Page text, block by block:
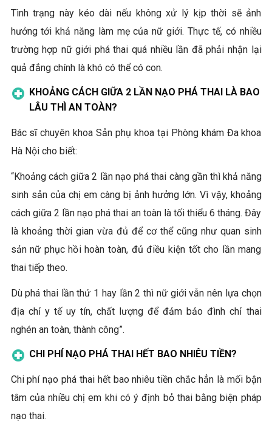
Tình trạng này kéo dài nếu không xử lý kịp thời sẽ ảnh
hưởng tới khả năng làm mẹ của nữ giới. Thực tế, có nhiều
trường hợp nữ giới phá thai quá nhiều lần đã phải nhận lại
quả đắng chính là khó có thể có con.
KHOẢNG CÁCH GIỮA 2 LẦN NẠO PHÁ THAI LÀ BAO
LÂU THÌ AN TOÀN?
Bác sĩ chuyên khoa Sản phụ khoa tại Phòng khám Đa khoa
Hà Nội cho biết:
“Khoảng cách giữa 2 lần nạo phá thai càng gần thì khả năng
sinh sản của chị em càng bị ảnh hưởng lớn. Vì vậy, khoảng
cách giữa 2 lần nạo phá thai an toàn là tối thiểu 6 tháng. Đây
là khoảng thời gian vừa đủ để cơ thể cũng như quan sinh
sản nữ phục hồi hoàn toàn, đủ điều kiện tốt cho lần mang
thai tiếp theo.
Dù phá thai lần thứ 1 hay lần 2 thì nữ giới vẫn nên lựa chọn
địa chỉ y tế uy tín, chất lượng để đảm bảo đình chỉ thai
nghén an toàn, thành công”.
CHI PHÍ NẠO PHÁ THAI HẾT BAO NHIÊU TIỀN?
Chi phí nạo phá thai hết bao nhiêu tiền chắc hẳn là mối bận
tâm của nhiều chị em khi có ý định bỏ thai bằng biện pháp
nạo thai.